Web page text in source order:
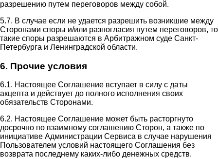
разрешению путем переговоров между собой.
5.7. В случае если не удается разрешить возникшие между
Сторонами споры и/или разногласия путем переговоров, то
такие споры разрешаются в Арбитражном суде Санкт-
Петербурга и Ленинградской области.
6. Прочие условия
6.1. Настоящее Соглашение вступает в силу с даты
акцепта и действует до полного исполнения своих
обязательств Сторонами.
6.2. Настоящее Соглашение может быть расторгнуто
досрочно по взаимному соглашению Сторон, а также по
инициативе Администрации Сервиса в случае нарушения
Пользователем условий настоящего Соглашения без
возврата последнему каких-либо денежных средств.